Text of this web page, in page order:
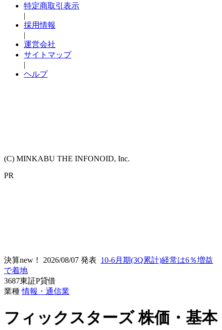
特定商取引表示
|
採用情報
|
運営会社
サイトマップ
|
ヘルプ
(C) MINKABU THE INFONOID, Inc.
PR
決算new！ 2026/08/07 発表 10-6月期(3Q累計)経常は6％増益
で着地
3687東証P貸借
業種情報・通信業
フィックスターズ株価・基本